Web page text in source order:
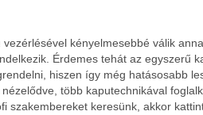
vezérlésével kényelmesebbé válik
Érdemes tehát az egyszerű
hiszen így még hatásosabb
több kaputechnikával
szakembereket keresünk, akkor